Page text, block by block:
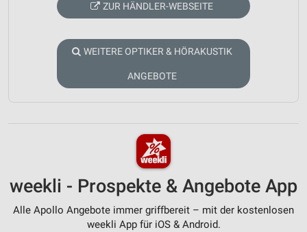
ZUR HÄNDLER-WEBSEITE
WEITERE OPTIKER & HÖRAKUSTIK
ANGEBOTE
weekli - Prospekte & Angebote App
Alle Apollo Angebote immer griffbereit – mit der kostenlosen
weekli App für iOS & Android.